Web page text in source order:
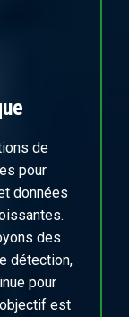
de
pour
données
des
détection,
pour
est